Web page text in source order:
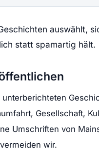
auswählt,
statt spamartig hält.
Gesellschaft,
Umschriften von
wir.